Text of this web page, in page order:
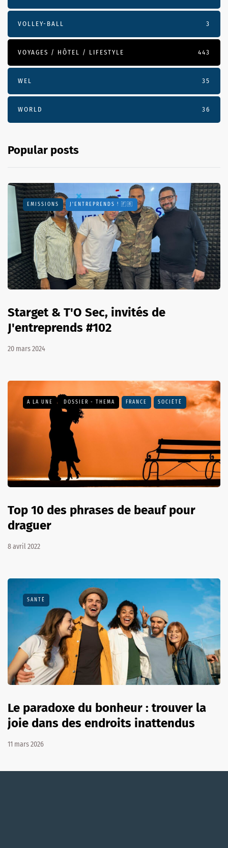
VOLLEY-BALL 3
VOYAGES / HÔTEL / LIFESTYLE 443
WEL 35
WORLD 36
Popular posts
EMISSIONS J'ENTREPRENDS ! 🇫🇷
Starget & T'O Sec, invités de
J'entreprends #102
20 mars 2024
A LA UNE DOSSIER - THEMA FRANCE SOCIÉTÉ
Top 10 des phrases de beauf pour
draguer
8 avril 2022
SANTÉ
Le paradoxe du bonheur : trouver la
joie dans des endroits inattendus
11 mars 2026